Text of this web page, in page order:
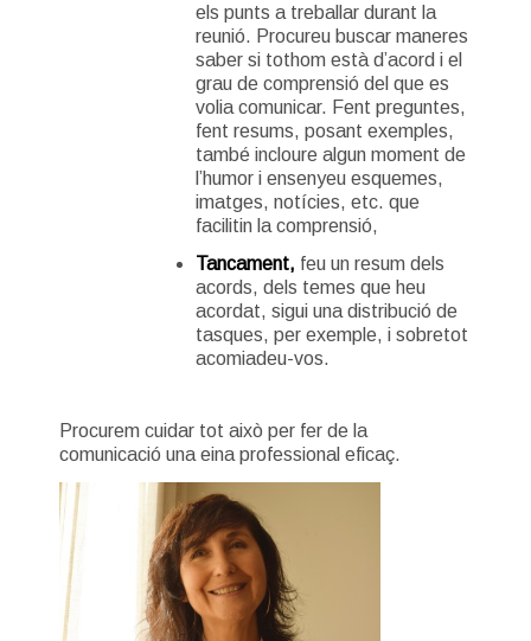
els punts a treballar durant la
reunió. Procureu buscar maneres
saber si tothom està d’acord i el
grau de comprensió del que es
volia comunicar. Fent preguntes,
fent resums, posant exemples,
també incloure algun moment de
l’humor i ensenyeu esquemes,
imatges, notícies, etc. que
facilitin la comprensió,
Tancament, feu un resum dels
acords, dels temes que heu
acordat, sigui una distribució de
tasques, per exemple, i sobretot
acomiadeu-vos.
Procurem cuidar tot això per fer de la
comunicació una eina professional eficaç.